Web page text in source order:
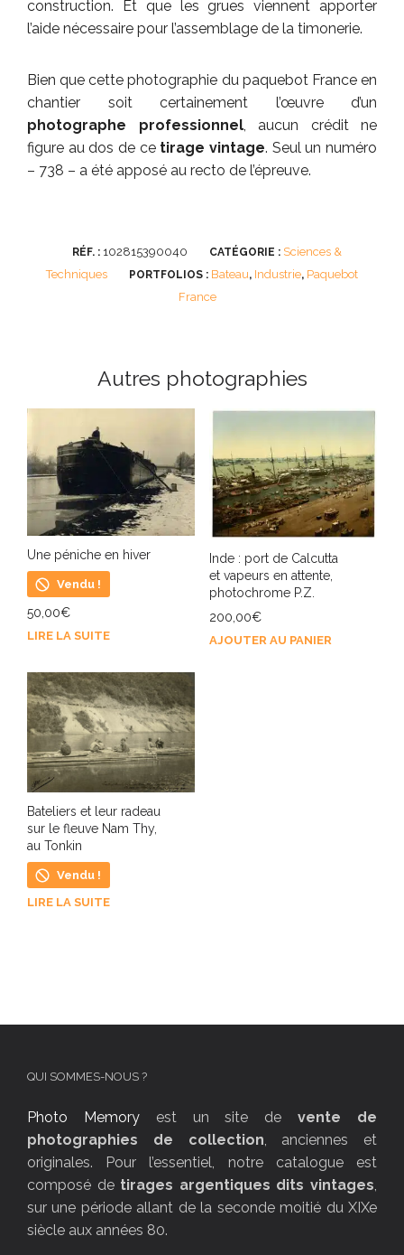
construction. Et que les grues viennent apporter
l’aide nécessaire pour l’assemblage de la timonerie.
Bien que cette photographie du paquebot France en
chantier soit certainement l’œuvre d’un
photographe professionnel, aucun crédit ne
figure au dos de cetirage vintage. Seul un numéro
– 738 – a été apposé au recto de l’épreuve.
RÉF. : 102815390040 CATÉGORIE : Sciences &
Techniques
PORTFOLIOS : Bateau, Industrie, Paquebot
France
Autres photographies
Une péniche en hiver
Vendu !
50,00€
LIRE LA SUITE
Inde : port de Calcutta
et vapeurs en attente,
photochrome P.Z.
200,00€
AJOUTER AU PANIER
Bateliers et leur radeau
sur le fleuve Nam Thy,
au Tonkin
Vendu !
LIRE LA SUITE
QUI SOMMES-NOUS ?
Photo Memoryest un site devente de
photographies de collection, anciennes et
originales. Pour l’essentiel, notre catalogue est
composé de tirages argentiques dits vintages,
sur une période allant de la seconde moitié du XIXe
siècle aux années 80.